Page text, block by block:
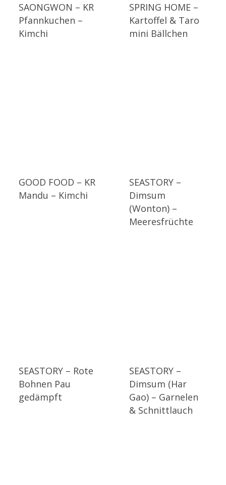
SAONGWON – KR
Pfannkuchen –
Kimchi
SPRING HOME –
Kartoffel & Taro
mini Bällchen
GOOD FOOD – KR
Mandu – Kimchi
SEASTORY –
Dimsum
(Wonton) –
Meeresfrüchte
SEASTORY – Rote
Bohnen Pau
gedämpft
SEASTORY –
Dimsum (Har
Gao) – Garnelen
& Schnittlauch